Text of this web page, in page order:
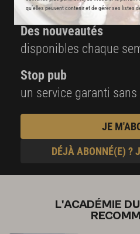
qu’elles peuvent contenir et de gérer ses listes
et techniques de
Des nouveautés
disponibles chaque
Stop pub
un service garanti
JE
DÉJÀ ABONNÉ(E) ?
L'ACADÉMIE